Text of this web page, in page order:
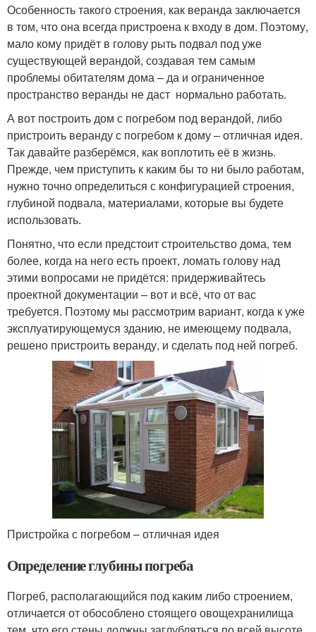
Особенность такого строения, как веранда заключается
в том, что она всегда пристроена к входу в дом. Поэтому,
мало кому придёт в голову рыть подвал под уже
существующей верандой, создавая тем самым
проблемы обитателям дома – да и ограниченное
пространство веранды не даст нормально работать.
А вот построить дом с погребом под верандой, либо
пристроить веранду с погребом к дому – отличная идея.
Так давайте разберёмся, как воплотить её в жизнь.
Прежде, чем приступить к каким бы то ни было работам,
нужно точно определиться с конфигурацией строения,
глубиной подвала, материалами, которые вы будете
использовать.
Понятно, что если предстоит строительство дома, тем
более, когда на него есть проект, ломать голову над
этими вопросами не придётся: придерживайтесь
проектной документации – вот и всё, что от вас
требуется. Поэтому мы рассмотрим вариант, когда к уже
эксплуатирующемуся зданию, не имеющему подвала,
решено пристроить веранду, и сделать под ней погреб.
Пристройка с погребом – отличная идея
Определение глубины погреба
Погреб, располагающийся под каким либо строением,
отличается от обособлено стоящего овощехранилища